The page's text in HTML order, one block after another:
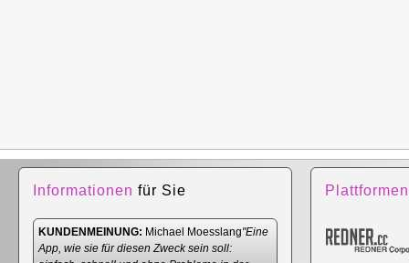
Informationen für Sie
KUNDENMEINUNG: Michael Moesslang"Eine
App, wie sie für diesen Zweck sein soll:
Plattformen